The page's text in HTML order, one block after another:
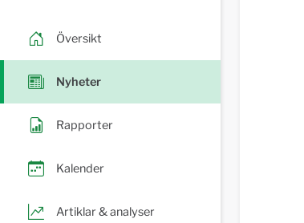
Översikt
Nyheter
Rapporter
Kalender
Artiklar & analyser